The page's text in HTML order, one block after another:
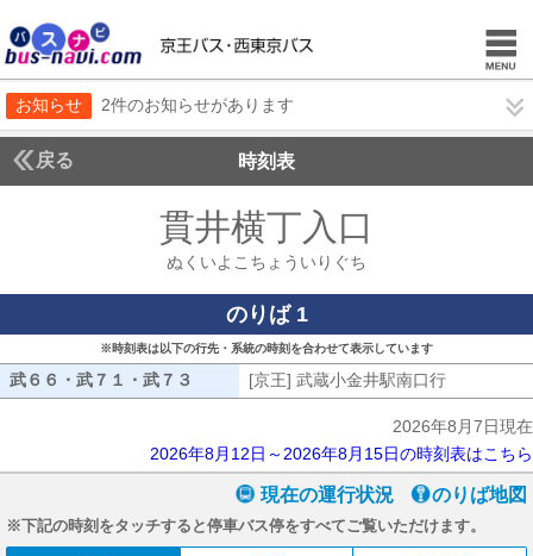
お知らせ 2件のお知らせがあります
戻る 時刻表
貫井横丁入口
ぬくいよこちょういりぐち
のりば 1
※時刻表は以下の行先・系統の時刻を合わせて表示しています
武６６・武７１・武７３ 武６６・武７１・武７３
[京王] 武蔵小金井駅南口行
2026年8月7日現在
2026年8月12日～2026年8月15日の時刻表はこちら
現在の運行状況 のりば地図
※下記の時刻をタッチすると停車バス停をすべてご覧いただけます。